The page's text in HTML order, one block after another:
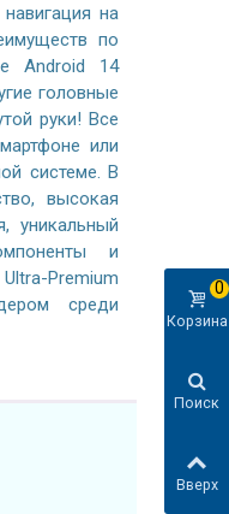
на
по
Android 14
головные
руки! Все
или
системе. В
высокая
уникальный
и
Premium
среди
Корзина
0
Поиск
Вверх